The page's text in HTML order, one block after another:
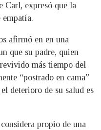
Carl, expresó que la
empatía.
afirmó en en una
que su padre, quien
más tiempo del
“postrado en cama”
deterioro de su salud es
propio de una